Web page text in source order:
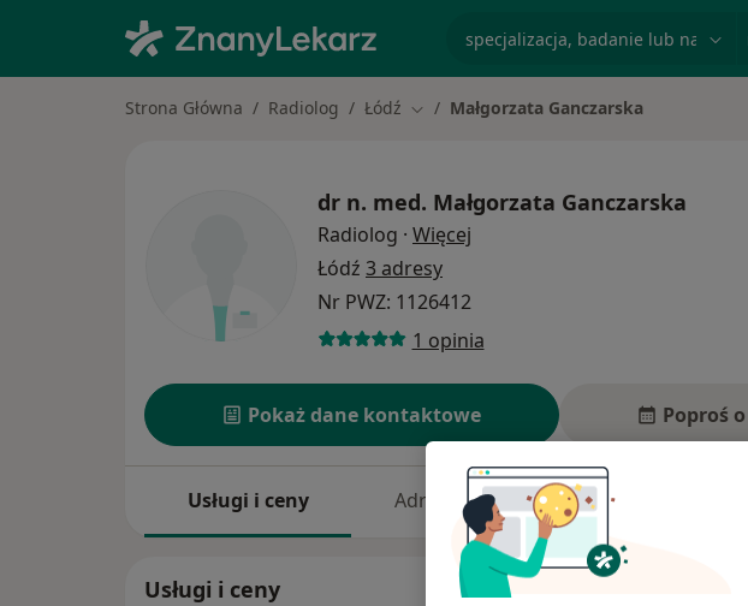
Strona Główna Radiolog Łódź Zmień miasto
Małgorzata Ganczarska
dr n. med. Małgorzata Ganczarska
Radiolog · Więcej
Łódź 3 adresy
Nr PWZ: 1126412
1 opinia
Pokaż dane kontaktowe Poproś
Usługi i ceny Adresy Ubezpieczenia
Usługi i ceny